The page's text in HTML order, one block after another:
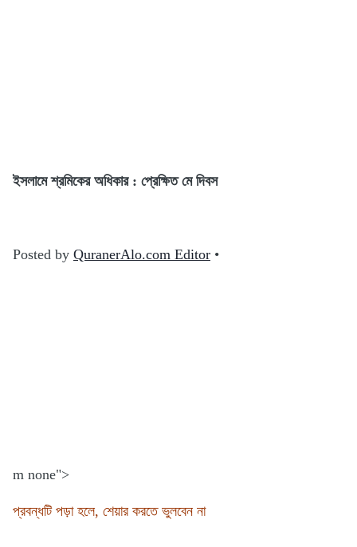
ইসলামে শ্রমিকের অধিকার : প্রেক্ষিত মে দিবস
Posted by QuranerAlo.com Editor •
m none">
প্রবন্ধটি পড়া হলে, শেয়ার করতে ভুলবেন না